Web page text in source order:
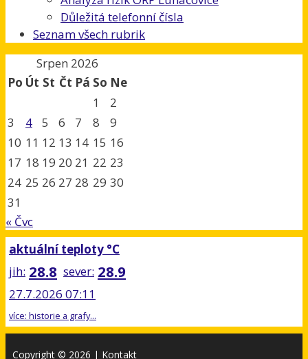
Důležitá telefonní čísla
Seznam všech rubrik
Srpen 2026
Po Út St Čt Pá So Ne
1
2
3
4 5 6 7 8
9
10 11 12 13 14 15 16
17 18 19 20 21 22 23
24 25 26 27 28 29 30
31
« Čvc
aktuální teploty °C
jih: 28.8 sever: 28.9
27.7.2026 07:11
více: historie a grafy...
Copyright © 2026 | Kontakt